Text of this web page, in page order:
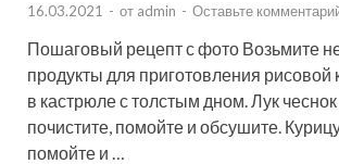
16.03.2021 - от admin - Оставьте
Пошаговый рецепт с фото Возьмите
продукты для приготовления рисовой
в кастрюле с толстым дном. Лук
почистите, помойте и обсушите.
помойте и …